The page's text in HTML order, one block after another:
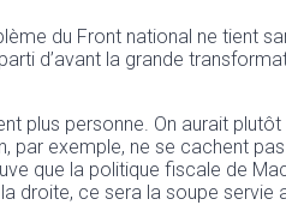
du Front national ne tient
d’avant la grande
plus personne. On aurait
par exemple, ne se cachent
que la politique fiscale de
droite, ce sera la soupe servie